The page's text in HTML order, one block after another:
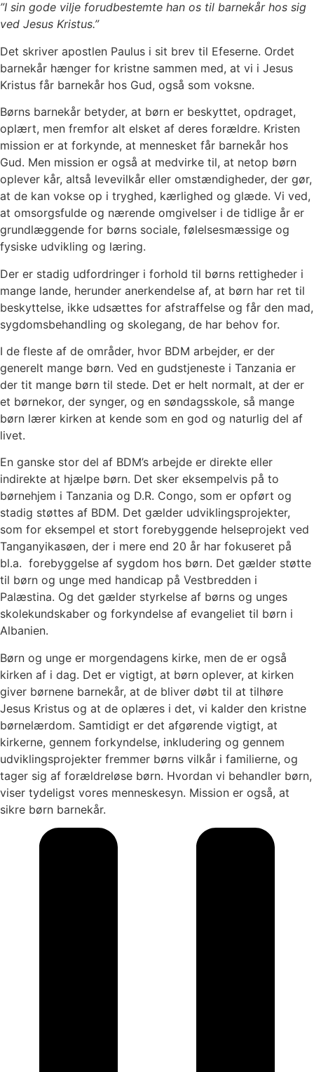
”I sin gode vilje forudbestemte han os til barnekår hos sig
ved Jesus Kristus.”
Det skriver apostlen Paulus i sit brev til Efeserne. Ordet
barnekår hænger for kristne sammen med, at vi i Jesus
Kristus får barnekår hos Gud, også som voksne.
Børns barnekår betyder, at børn er beskyttet, opdraget,
oplært, men fremfor alt elsket af deres forældre. Kristen
mission er at forkynde, at mennesket får barnekår hos
Gud. Men mission er også at medvirke til, at netop børn
oplever kår, altså levevilkår eller omstændigheder, der gør,
at de kan vokse op i tryghed, kærlighed og glæde. Vi ved,
at omsorgsfulde og nærende omgivelser i de tidlige år er
grundlæggende for børns sociale, følelsesmæssige og
fysiske udvikling og læring.
Der er stadig udfordringer i forhold til børns rettigheder i
mange lande, herunder anerkendelse af, at børn har ret til
beskyttelse, ikke udsættes for afstraffelse og får den mad,
sygdomsbehandling og skolegang, de har behov for.
I de fleste af de områder, hvor BDM arbejder, er der
generelt mange børn. Ved en gudstjeneste i Tanzania er
der tit mange børn til stede. Det er helt normalt, at der er
et børnekor, der synger, og en søndagsskole, så mange
børn lærer kirken at kende som en god og naturlig del af
livet.
En ganske stor del af BDM’s arbejde er direkte eller
indirekte at hjælpe børn. Det sker eksempelvis på to
børnehjem i Tanzania og D.R. Congo, som er opført og
stadig støttes af BDM. Det gælder udviklingsprojekter,
som for eksempel et stort forebyggende helseprojekt ved
Tanganyikasøen, der i mere end 20 år har fokuseret på
bl.a. forebyggelse af sygdom hos børn. Det gælder støtte
til børn og unge med handicap på Vestbredden i
Palæstina. Og det gælder styrkelse af børns og unges
skolekundskaber og forkyndelse af evangeliet til børn i
Albanien.
Børn og unge er morgendagens kirke, men de er også
kirken af i dag. Det er vigtigt, at børn oplever, at kirken
giver børnene barnekår, at de bliver døbt til at tilhøre
Jesus Kristus og at de oplæres i det, vi kalder den kristne
børnelærdom. Samtidigt er det afgørende vigtigt, at
kirkerne, gennem forkyndelse, inkludering og gennem
udviklingsprojekter fremmer børns vilkår i familierne, og
tager sig af forældreløse børn. Hvordan vi behandler børn,
viser tydeligst vores menneskesyn. Mission er også, at
sikre børn barnekår.